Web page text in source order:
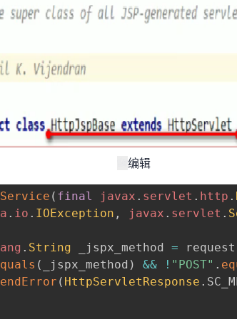
编辑
( final javax . servlet . http .
. io . IOException , javax . servlet .
. String _jspx_method = request
( _jspx_method ) && ! "POST" .
( HttpServletResponse .